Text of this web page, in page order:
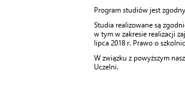
Program studiów jest
Studia realizowane są
w tym w zakresie realizacji
lipca 2018 r. Prawo o
W związku z powyższym
Uczelni.